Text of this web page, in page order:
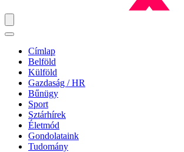
Címlap
Belföld
Külföld
Gazdaság / HR
Bűnügy
Sport
Sztárhírek
Életmód
Gondolataink
Tudomány